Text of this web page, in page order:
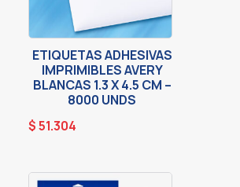
ETIQUETAS ADHESIVAS
IMPRIMIBLES AVERY
BLANCAS 1.3 X 4.5 CM –
8000 UNDS
$51.304